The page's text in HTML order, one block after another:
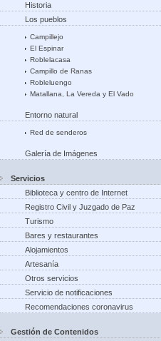
Historia
Los pueblos
Campillejo
El Espinar
Roblelacasa
Campillo de Ranas
Robleluengo
Matallana, La Vereda y El Vado
Entorno natural
Red de senderos
Galería de Imágenes
Servicios
Biblioteca y centro de Internet
Registro Civil y Juzgado de Paz
Turismo
Bares y restaurantes
Alojamientos
Artesanía
Otros servicios
Servicio de notificaciones
Recomendaciones coronavirus
Gestión de Contenidos